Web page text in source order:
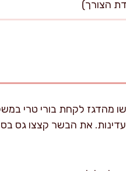
את הבשר קצצו גס